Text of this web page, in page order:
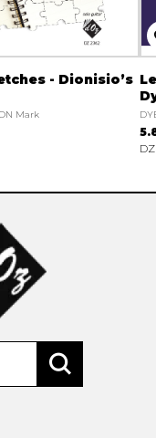
- Dionisio’s
Mark
DZ